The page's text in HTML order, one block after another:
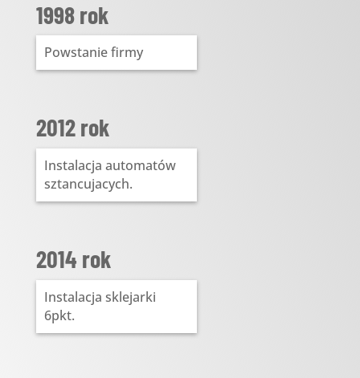
1998 rok
Powstanie firmy
2012 rok
Instalacja automatów
sztancujacych.
2014 rok
Instalacja sklejarki
6pkt.